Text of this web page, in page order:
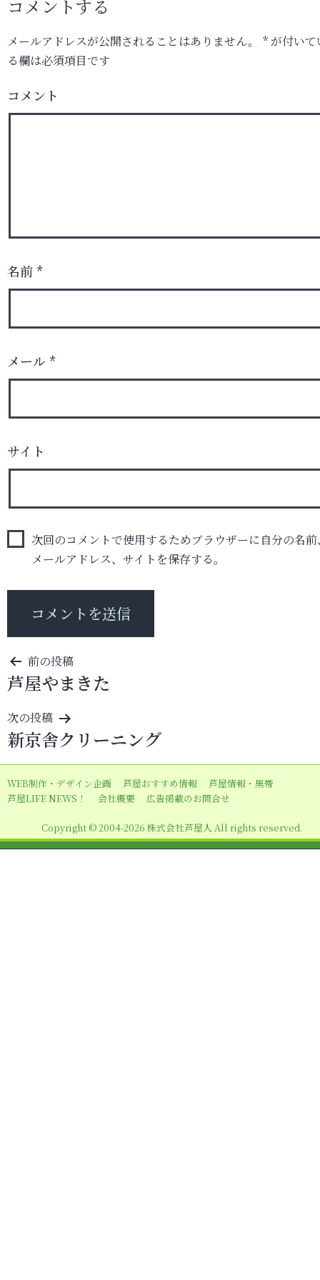
コメントする
メールアドレスが公開されることはありません。 *が付いて
る欄は必須項目です
コメント
名前 *
メール *
サイト
次回のコメントで使用するためブラウザーに自分の名前
メールアドレス、サイトを保存する。
投
稿
ナ
ビ
ゲ
ー
シ
ン
前の投稿
芦屋やまきた
次の投稿
新京舎クリーニング
WEB制作・デザイン企画 芦屋おすすめ情報
芦屋情報・黒帯
芦屋LIFE NEWS！
会社概要 広告掲載のお問合せ
Copyright © 2004-2026 株式会社芦屋人 All rights reserved.